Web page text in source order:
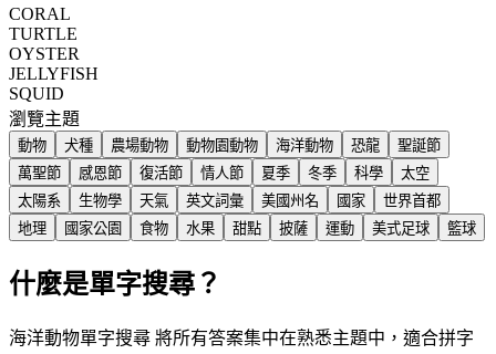
CORAL
TURTLE
OYSTER
JELLYFISH
SQUID
瀏覽主題
動物 犬種 農場動物 動物園動物 海洋動物 恐龍
聖誕節
萬聖節
感恩節 復活節 情人節 夏季 冬季 科學
太空
太陽系
生物學 天氣 英文詞彙 美國州名 國家
世界首都
地理
國家公園 食物 水果 甜點 披薩 運動 美式足球 籃球
什麼是單字搜尋？
海洋動物單字搜尋 將所有答案集中在熟悉主題中，適合拼字